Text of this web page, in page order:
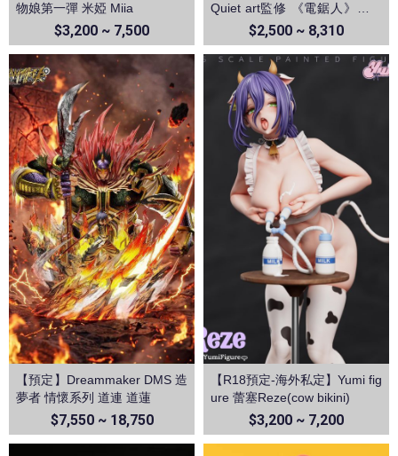
物娘第一彈 米婭 Miia
$3,200 ~ 7,500
Quiet art監修 《電鋸人》蕾塞
篇－蕾塞$2,500 ~ 8,310
【預定】Dreammaker DMS 造
夢者 情懷系列 道連 道蓮
$7,550 ~ 18,750
【R18預定-海外私定】Yumi fig
ure 蕾塞Reze(cow bikini)
$3,200 ~ 7,200